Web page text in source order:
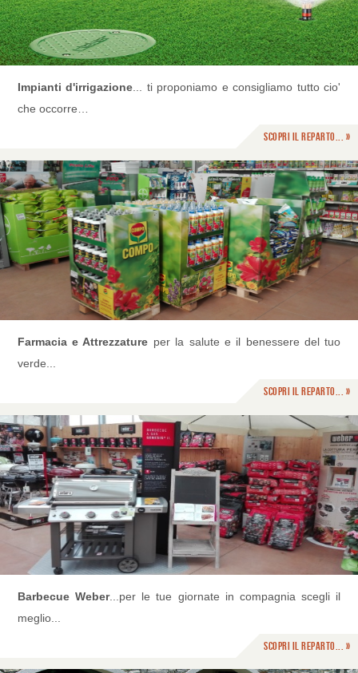
Impianti d'irrigazione... ti proponiamo e consigliamo tutto cio'
che occorre…
Scopri il reparto... »
Farmacia e Attrezzature per la salute e il benessere del tuo
verde...
Scopri il reparto... »
Barbecue Weber...per le tue giornate in compagnia scegli il
meglio...
Scopri il reparto... »